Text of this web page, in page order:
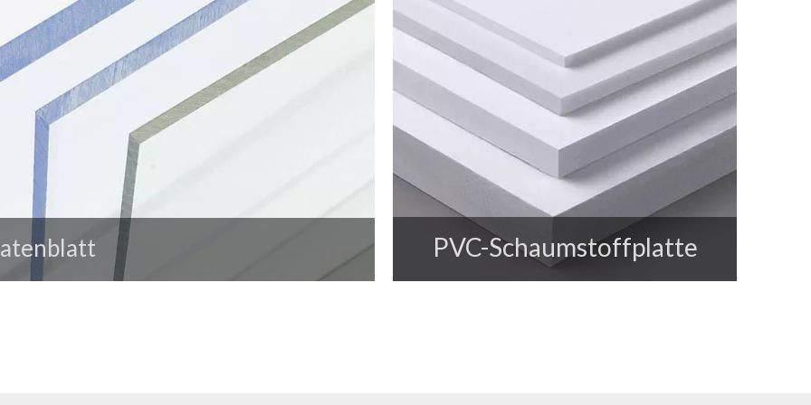
PVC-Schaumstoffplatte